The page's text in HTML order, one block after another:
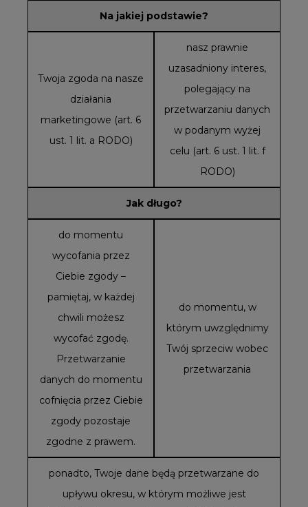
Na jakiej podstawie?
Twoja zgoda na nasze
działania
marketingowe (art. 6
ust. 1 lit. a RODO)
nasz prawnie
uzasadniony interes,
polegający na
przetwarzaniu danych
w podanym wyżej
celu (art. 6 ust. 1 lit. f
RODO)
Jak długo?
do momentu
wycofania przez
Ciebie zgody –
pamiętaj, w każdej
chwili możesz
wycofać zgodę.
Przetwarzanie
danych do momentu
cofnięcia przez Ciebie
zgody pozostaje
zgodne z prawem.
do momentu, w
którym uwzględnimy
Twój sprzeciw wobec
przetwarzania
ponadto, Twoje dane będą przetwarzane do
upływu okresu, w którym możliwe jest